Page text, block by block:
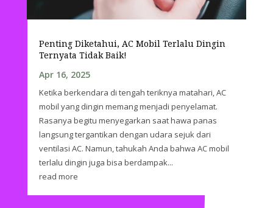
Penting Diketahui, AC Mobil Terlalu Dingin
Ternyata Tidak Baik!
Apr 16, 2025
Ketika berkendara di tengah teriknya matahari, AC
mobil yang dingin memang menjadi penyelamat.
Rasanya begitu menyegarkan saat hawa panas
langsung tergantikan dengan udara sejuk dari
ventilasi AC. Namun, tahukah Anda bahwa AC mobil
terlalu dingin juga bisa berdampak...
read more